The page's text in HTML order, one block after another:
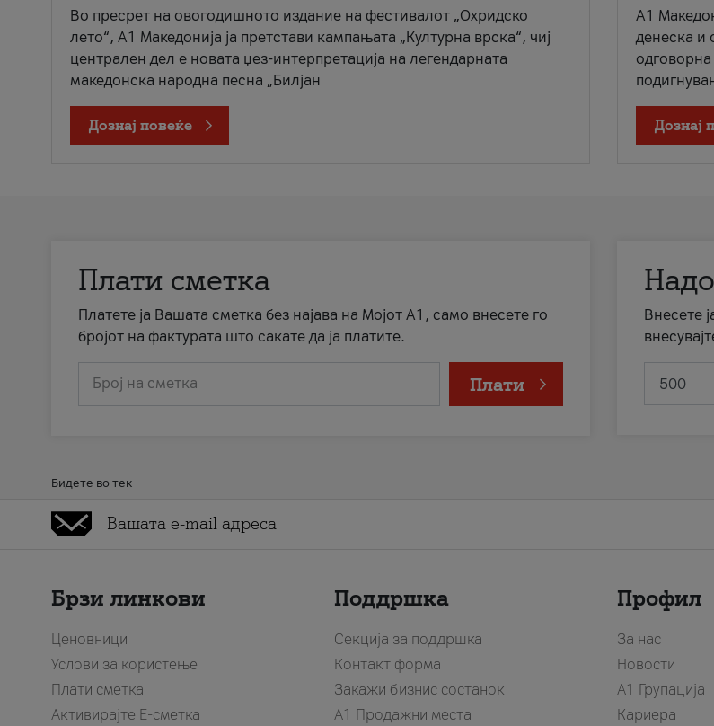
Во пресрет на овогодишното издание на фестивалот „Охридско
лето“, А1 Македонија ја претстави кампањата „Културна врска“, чиј
централен дел е новата џез-интерпретација на легендарната
македонска народна песна „Билјан
Дознај повеќе
A1
денеска и
Дознај
Плати сметка
Платете ја Вашата сметка без најава на Мојот А1, само внесете го
бројот на фактурата што сакате да ја платите.
Број на сметка Плати
Внесете
Бидете во тек
Брзи линкови
Ценовници
Услови за користење
Плати сметка
Активирајте Е-сметка
Поддршка
Секција за поддршка
Контакт форма
Закажи бизнис состанок
A1 Продажни места
Профил
За нас
Новости
А1 Групација
Кариера